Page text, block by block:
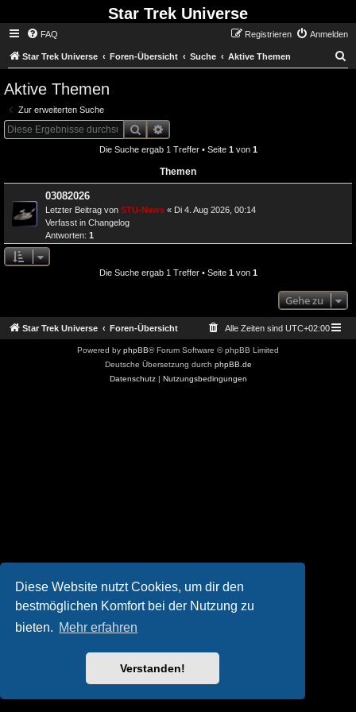
Diese Website nutzt Cookies, um dir den
bestmöglichen Komfort bei der Nutzung zu
bieten. Mehr erfahren
Verstanden!
Star Trek Universe
FAQ Anmelden
Registrieren
Star Trek Universe Foren-Übersicht Suche Aktive Themen
Aktive Themen
Zur erweiterten Suche
SucheErweiterte Suche
Die Suche ergab 1 Treffer • Seite 1von 1
Themen
03082026
Letzter Beitrag von STU-News « Di 4. Aug 2026, 00:14
Verfasst in Changelog
Antworten: 1
Die Suche ergab 1 Treffer • Seite 1von 1
Gehe zu
Star Trek Universe Foren-Übersicht Alle Zeiten sind UTC+02:00
Powered by phpBB® Forum Software © phpBB Limited
Deutsche Übersetzung durch phpBB.de
Datenschutz| Nutzungsbedingungen